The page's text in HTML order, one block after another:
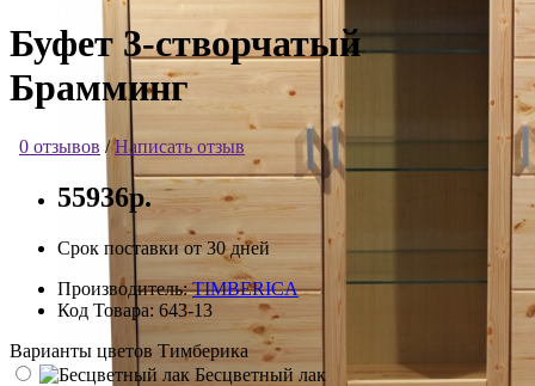
Буфет 3-створчатый
Брамминг
0 отзывов /Написать отзыв
55936р.
Срок поставки от 30 дней
Производитель: TIMBERICA
Код Товара: 643-13
Варианты цветов Тимберика
Бесцветный лак